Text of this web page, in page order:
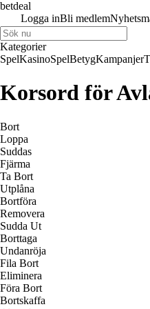
betdeal
Logga inBli medlem
Kategorier
SpelKasinoSpelBetygKampanjer
Korsord för
Bort
Loppa
Suddas
Fjärma
Ta Bort
Utplåna
Bortföra
Removera
Sudda Ut
Borttaga
Undanröja
Fila Bort
Eliminera
Föra Bort
Bortskaffa